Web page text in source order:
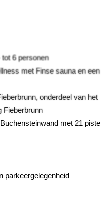
6 personen
met Finse sauna en een
onderdeel van het
Fieberbrunn
met 21 piste
parkeergelegenheid